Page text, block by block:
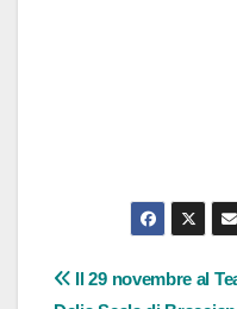
Il 29 novembre al